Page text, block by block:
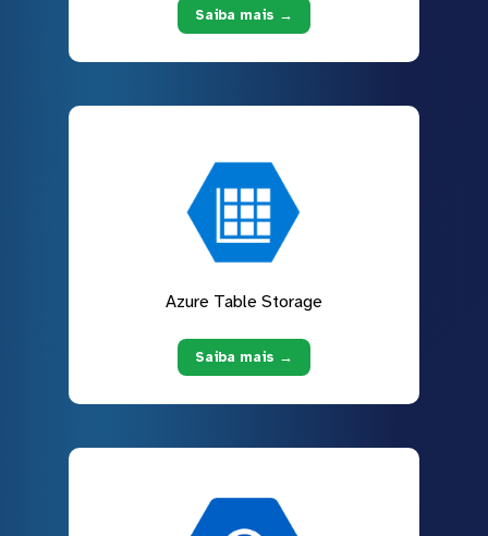
Saiba mais →
Azure Table Storage
Saiba mais →